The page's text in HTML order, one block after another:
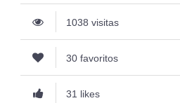
1038 visitas
30 favoritos
31 likes